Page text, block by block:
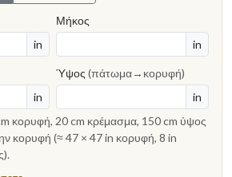
in
Μήκος
in
in
Ύψος (πάτωμα→κορυφή)
in
κορυφή, 20 cm κρέμασμα, 150 cm ύψος
κορυφή (≈ 47 × 47 in κορυφή, 8 in